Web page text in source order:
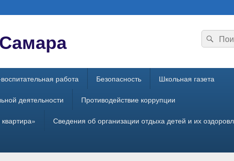
Search
for:
работа Безопасность Школьная газета
деятельности Противодействие коррупции
Сведения об организации отдыха детей и их